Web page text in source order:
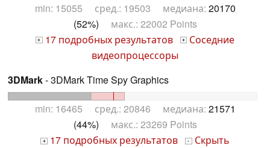
min: 15055 сред.: 19503 медиана: 20170
(52%) макс.: 22002 Points
+ 17 подробных результатов +
Соседние
видеопроцессоры
3DMark- 3DMark Time Spy Graphics
min: 16465 сред.: 20846 медиана: 21571
(44%) макс.: 23269 Points
+ 17 подробных результатов - Скрыть